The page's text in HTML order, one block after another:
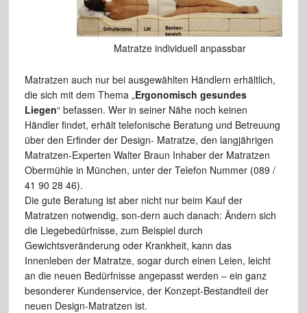
Matratze individuell anpassbar
Matratzen auch nur bei ausgewählten Händlern erhältlich,
die sich mit dem Thema „Ergonomisch gesundes
Liegen“ befassen. Wer in seiner Nähe noch keinen
Händler findet, erhält telefonische Beratung und Betreuung
über den Erfinder der Design- Matratze, den langjährigen
Matratzen-Experten Walter Braun Inhaber der Matratzen
Obermühle in München, unter der Telefon Nummer (089 /
41 90 28 46).
Die gute Beratung ist aber nicht nur beim Kauf der
Matratzen notwendig, son-dern auch danach: Ändern sich
die Liegebedürfnisse, zum Beispiel durch
Gewichtsveränderung oder Krankheit, kann das
Innenleben der Matratze, sogar durch einen Leien, leicht
an die neuen Bedürfnisse angepasst werden – ein ganz
besonderer Kundenservice, der Konzept-Bestandteil der
neuen Design-Matratzen ist.